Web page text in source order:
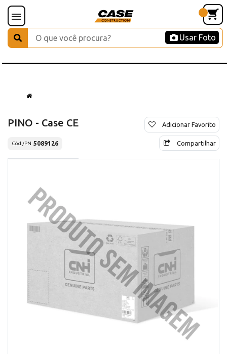
Usar Foto
PINO - Case CE
Cód./PN 5089126
Adicionar Favorito
Compartilhar